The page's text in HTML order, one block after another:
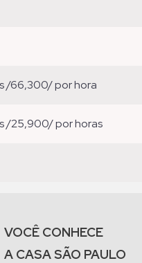
/66,300/ por hora
/25,900/ por horas
VOCÊ CONHECE
A CASA SÃO PAULO